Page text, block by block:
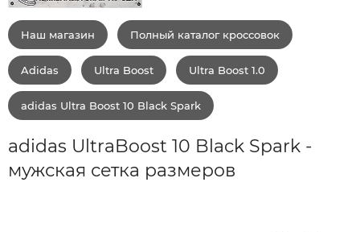
Наш магазин Полный каталог кроссовок
Adidas Ultra Boost Ultra Boost 1.0
adidas Ultra Boost 10 Black Spark
adidas UltraBoost 10 Black Spark -
мужская сетка размеров